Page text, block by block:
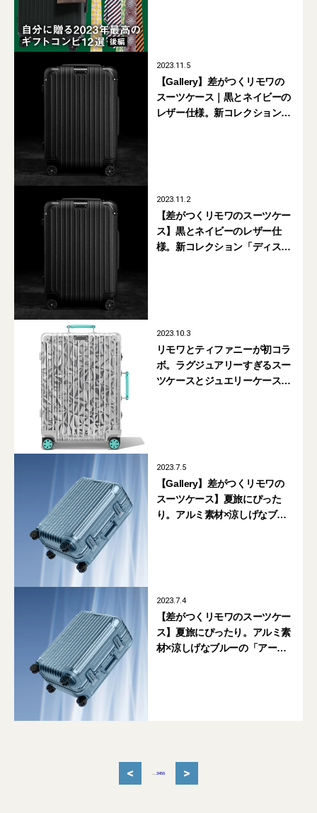
2023.11.5
【Gallery】差がつくリモワの
スーツケース｜黒とネイビーの
レザー仕様。新コレクション
2023.11.2
【差がつくリモワのスーツケー
ス】黒とネイビーのレザー仕
様。新コレクション「ディス
2023.10.3
リモワとティファニーが初コラ
ボ。ラグジュアリーすぎるスー
ツケースとジュエリーケースが
2023.7.5
【Gallery】差がつくリモワの
スーツケース】夏旅にぴった
り。アルミ素材×涼しげなブ
2023.7.4
【差がつくリモワのスーツケー
ス】夏旅にぴったり。アルミ素
材×涼しげなブルーの「アーク
< 3456 >